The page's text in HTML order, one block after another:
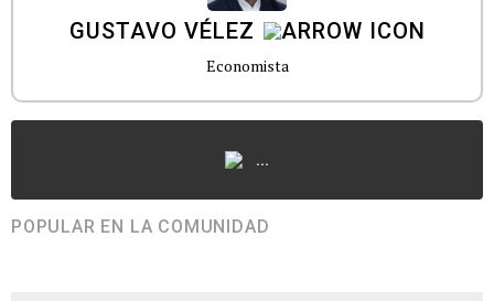
GUSTAVO VÉLEZ
Economista
...
POPULAR EN LA COMUNIDAD